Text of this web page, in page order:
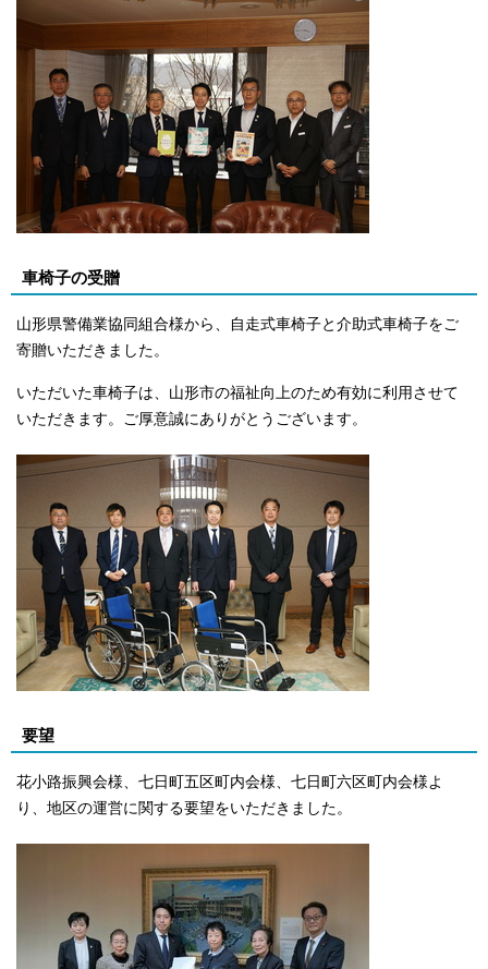
車椅子の受贈
山形県警備業協同組合様から、自走式車椅子と介助式車椅子をご
寄贈いただきました。
いただいた車椅子は、山形市の福祉向上のため有効に利用させて
いただきます。ご厚意誠にありがとうございます。
要望
花小路振興会様、七日町五区町内会様、七日町六区町内会様よ
り、地区の運営に関する要望をいただきました。